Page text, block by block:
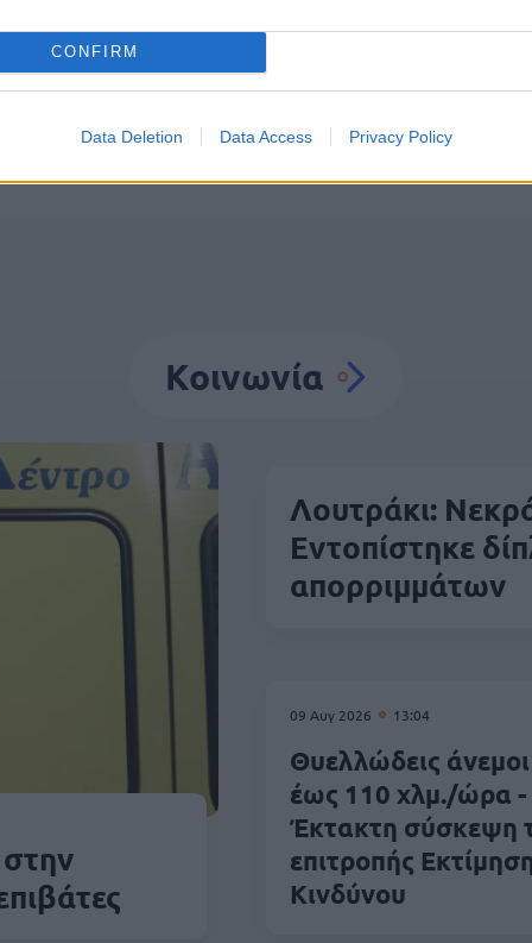
CONFIRM
Data Deletion Data Access Privacy Policy
Αστυνομία
Κοινωνία
Λουτράκι:
Εντοπίστηκε
απορριμμάτων
09 Αυγ 2026 13:04
Θυελλώδεις άνεμοι
έως 110 χλμ./ώρα -
Έκτακτη σύσκεψη
επιτροπής
Κινδύνου